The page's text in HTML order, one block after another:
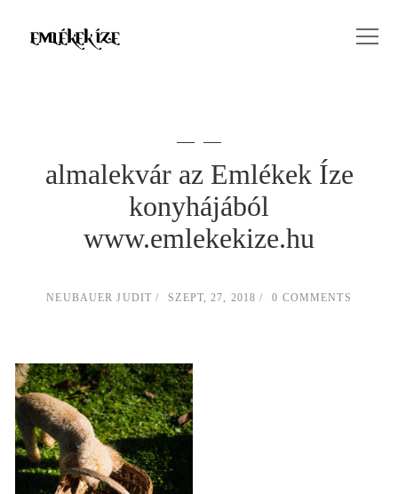
almalekvár az Emlékek Íze
konyhájából
www.emlekekize.hu
NEUBAUER JUDIT SZEPT, 27, 2018 0 COMMENTS